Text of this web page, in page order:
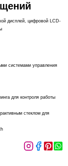
дисплей, цифровой LCD-
системами управления
для контроля работы
стеклом для